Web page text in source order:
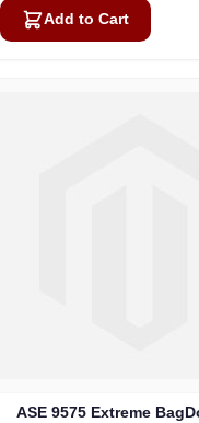
Add to Cart
ASE 9575 Extreme